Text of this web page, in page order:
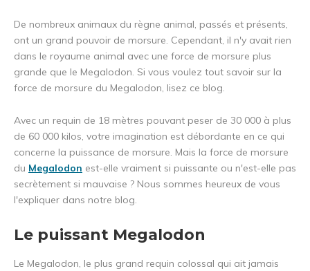
De nombreux animaux du règne animal, passés et présents,
ont un grand pouvoir de morsure. Cependant, il n'y avait rien
dans le royaume animal avec une force de morsure plus
grande que le Megalodon. Si vous voulez tout savoir sur la
force de morsure du Megalodon, lisez ce blog.
Avec un requin de 18 mètres pouvant peser de 30 000 à plus
de 60 000 kilos, votre imagination est débordante en ce qui
concerne la puissance de morsure. Mais la force de morsure
du Megalodon est-elle vraiment si puissante ou n'est-elle pas
secrètement si mauvaise ? Nous sommes heureux de vous
l'expliquer dans notre blog.
Le puissant Megalodon
Le Megalodon, le plus grand requin colossal qui ait jamais